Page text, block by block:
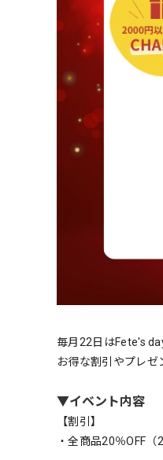
毎月22日はFete's
お得な割引やプレゼ
▼イベント内容
【割引】
・全商品20％OFF（